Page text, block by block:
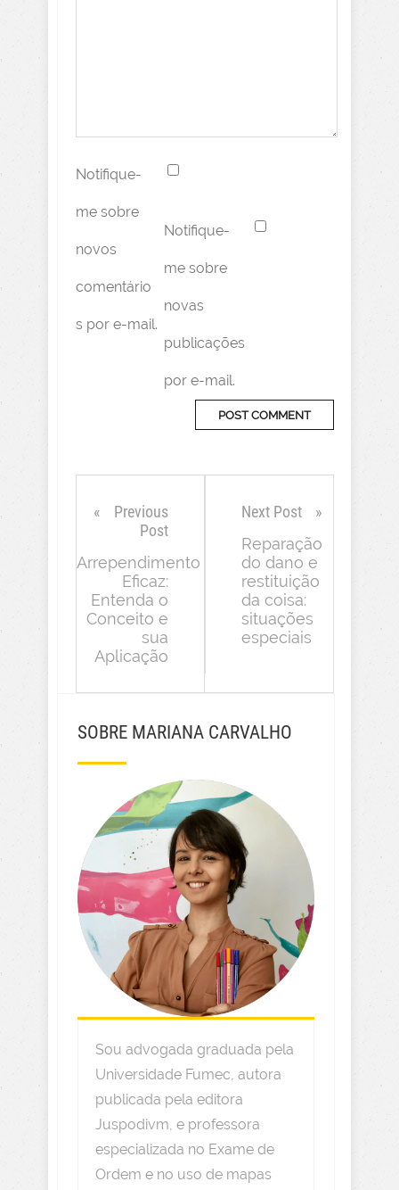
Notifique-
me sobre
novos
comentário
s por e-mail.
Notifique-
me sobre
novas
publicações
por e-mail.
Previous
Post
Arrependimento
Eficaz:
Entenda o
Conceito e
sua
Aplicação
Next Post
Reparação
do dano e
restituição
da coisa:
situações
especiais
SOBRE MARIANA CARVALHO
Sou advogada graduada pela
Universidade Fumec, autora
publicada pela editora
Juspodivm, e professora
especializada no Exame de
Ordem e no uso de mapas